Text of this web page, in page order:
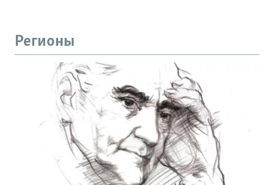
Регионы